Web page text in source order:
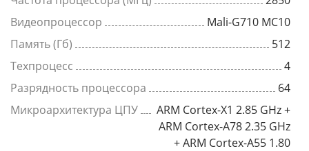
Видеопроцессор
Mali-G710 MC10
Память (Гб)
512
Техпроцесс
4
Разрядность процессора
64
Микроархитектура ЦПУ
ARM Cortex-X1 2.85 GHz +
ARM Cortex-A78 2.35 GHz
+ ARM Cortex-A55 1.80